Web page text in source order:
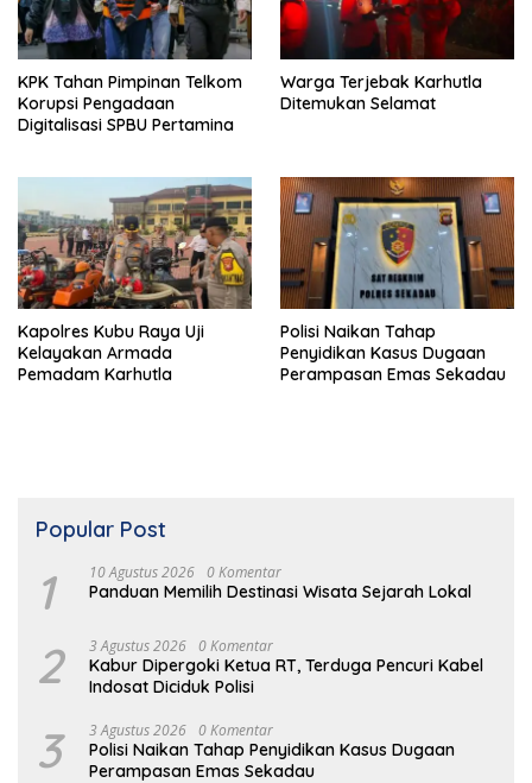
KPK Tahan Pimpinan Telkom
Korupsi Pengadaan
Digitalisasi SPBU Pertamina
Warga Terjebak Karhutla
Ditemukan Selamat
Kapolres Kubu Raya Uji
Kelayakan Armada
Pemadam Karhutla
Polisi Naikan Tahap
Penyidikan Kasus Dugaan
Perampasan Emas Sekadau
Popular Post
1 10 Agustus 2026 0 Komentar
Panduan Memilih Destinasi Wisata Sejarah Lokal
2 3 Agustus 2026 0 Komentar
Kabur Dipergoki Ketua RT, Terduga Pencuri Kabel
Indosat Diciduk Polisi
3 3 Agustus 2026 0 Komentar
Polisi Naikan Tahap Penyidikan Kasus Dugaan
Perampasan Emas Sekadau